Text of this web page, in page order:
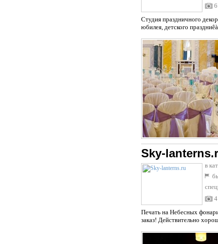
6
Студия праздничного
юбилея, детского
Sky-
в
4
Печать на Небесных
заказ! Действительно